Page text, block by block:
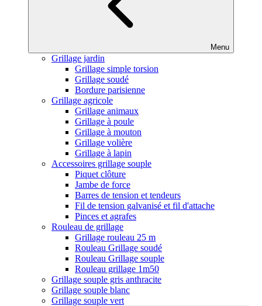
Menu
Grillage jardin
Grillage simple torsion
Grillage soudé
Bordure parisienne
Grillage agricole
Grillage animaux
Grillage à poule
Grillage à mouton
Grillage volière
Grillage à lapin
Accessoires grillage souple
Piquet clôture
Jambe de force
Barres de tension et tendeurs
Fil de tension galvanisé et fil d'attache
Pinces et agrafes
Rouleau de grillage
Grillage rouleau 25 m
Rouleau Grillage soudé
Rouleau Grillage souple
Rouleau grillage 1m50
Grillage souple gris anthracite
Grillage souple blanc
Grillage souple vert